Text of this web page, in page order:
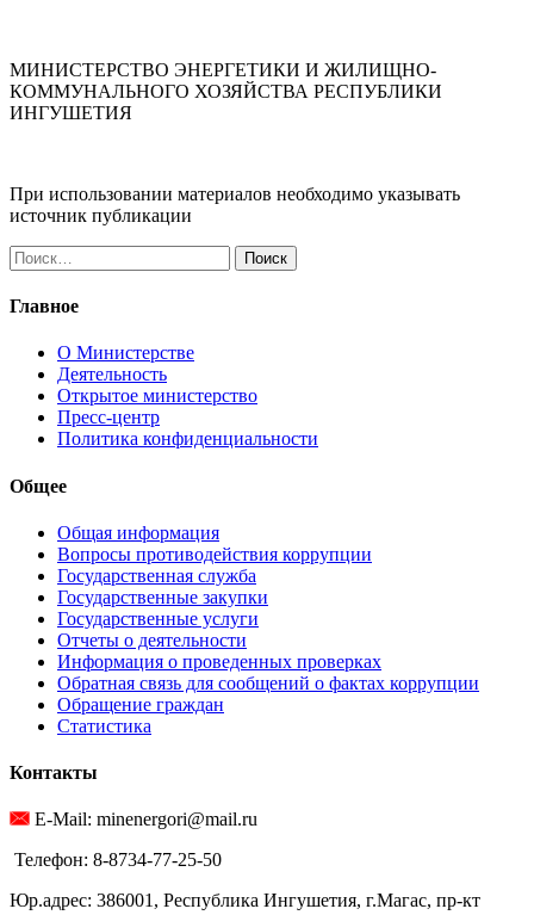
МИНИСТЕРСТВО ЭНЕРГЕТИКИ И ЖИЛИЩНО-
КОММУНАЛЬНОГО ХОЗЯЙСТВА РЕСПУБЛИКИ
ИНГУШЕТИЯ
При использовании материалов необходимо указывать
источник публикации
Найти:
Главное
О Министерстве
Деятельность
Открытое министерство
Пресс-центр
Политика конфиденциальности
Общее
Общая информация
Вопросы противодействия коррупции
Государственная служба
Государственные закупки
Государственные услуги
Отчеты о деятельности
Информация о проведенных проверках
Обратная связь для сообщений о фактах коррупции
Обращение граждан
Статистика
Контакты
E-Mail: minenergori@mail.ru
Телефон: 8-8734-77-25-50
Юр.адрес: 386001, Республика Ингушетия, г.Магас, пр-кт